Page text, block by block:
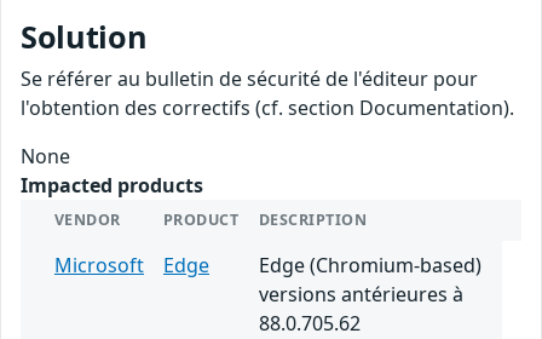
Solution
Se référer au bulletin de sécurité de l'éditeur pour
l'obtention des correctifs (cf. section Documentation).
None
Impacted products
VENDOR PRODUCT DESCRIPTION
Microsoft Edge
Edge (Chromium-based)
versions antérieures à
88.0.705.62